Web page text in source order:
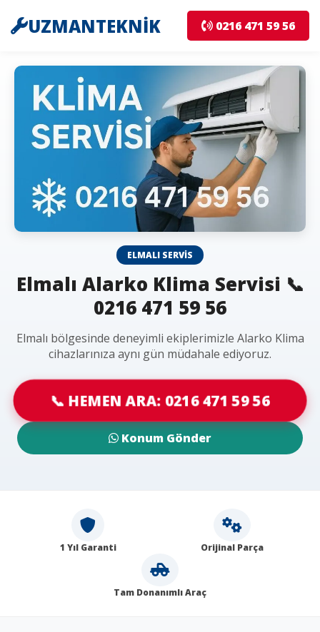
UZMANTEKNİK 0216 471 59 56
ELMALI SERVIS
Elmalı Alarko Klima Servisi 📞
0216 471 59 56
Elmalı bölgesinde deneyimli ekiplerimizle Alarko Klima
cihazlarınıza aynı gün müdahale ediyoruz.
📞 HEMEN ARA: 0216 471 59 56
Konum Gönder
1 Yıl Garanti Orijinal Parça
Tam Donanımlı Araç